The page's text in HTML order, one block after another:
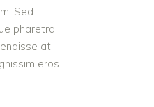
Sed
pharetra,
at
eros